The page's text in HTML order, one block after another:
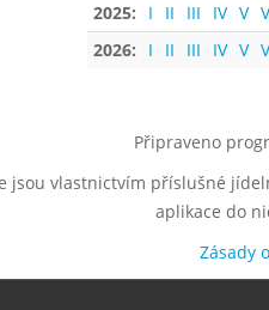
2025:
I II III IV V
2026:
I II III IV V
Připraveno
jsou vlastnictvím příslušné
aplikace do
Zásady